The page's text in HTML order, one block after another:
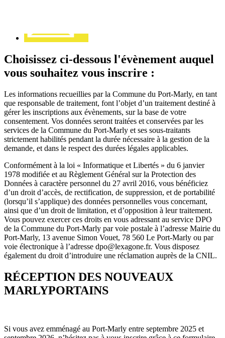
Choisissez ci-dessous l'évènement auquel
vous souhaitez vous inscrire :
Les informations recueillies par la Commune du Port-Marly, en tant
que responsable de traitement, font l’objet d’un traitement destiné à
gérer les inscriptions aux évènements, sur la base de votre
consentement. Vos données seront traitées et conservées par les
services de la Commune du Port-Marly et ses sous-traitants
strictement habilités pendant la durée nécessaire à la gestion de la
demande, et dans le respect des durées légales applicables.
Conformément à la loi « Informatique et Libertés » du 6 janvier
1978 modifiée et au Règlement Général sur la Protection des
Données à caractère personnel du 27 avril 2016, vous bénéficiez
d’un droit d’accès, de rectification, de suppression, et de portabilité
(lorsqu’il s’applique) des données personnelles vous concernant,
ainsi que d’un droit de limitation, et d’opposition à leur traitement.
Vous pouvez exercer ces droits en vous adressant au service DPO
de la Commune du Port-Marly par voie postale à l’adresse Mairie du
Port-Marly, 13 avenue Simon Vouet, 78 560 Le Port-Marly ou par
voie électronique à l’adresse dpo@lexagone.fr. Vous disposez
également du droit d’introduire une réclamation auprès de la CNIL.
RÉCEPTION DES NOUVEAUX
MARLYPORTAINS
Si vous avez emménagé au Port-Marly entre septembre 2025 et